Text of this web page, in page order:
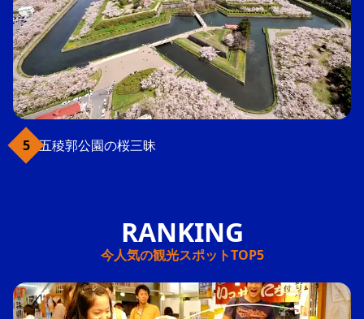
五稜郭公園の桜三昧
今人気の観光スポットTOP5